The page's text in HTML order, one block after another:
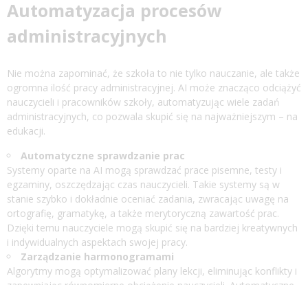
Automatyzacja procesów
administracyjnych
Nie można zapominać, że szkoła to nie tylko nauczanie, ale także
ogromna ilość pracy administracyjnej. AI może znacząco odciążyć
nauczycieli i pracowników szkoły, automatyzując wiele zadań
administracyjnych, co pozwala skupić się na najważniejszym – na
edukacji.
Automatyczne sprawdzanie prac
Systemy oparte na AI mogą sprawdzać prace pisemne, testy i
egzaminy, oszczędzając czas nauczycieli. Takie systemy są w
stanie szybko i dokładnie oceniać zadania, zwracając uwagę na
ortografię, gramatykę, a także merytoryczną zawartość prac.
Dzięki temu nauczyciele mogą skupić się na bardziej kreatywnych
i indywidualnych aspektach swojej pracy.
Zarządzanie harmonogramami
Algorytmy mogą optymalizować plany lekcji, eliminując konflikty i